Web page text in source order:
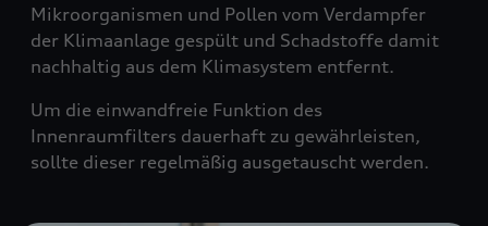
Mikroorganismen und Pollen vom Verdampfer
der Klimaanlage gespült und Schadstoffe damit
nachhaltig aus dem Klimasystem entfernt.
Um die einwandfreie Funktion des
Innenraumfilters dauerhaft zu gewährleisten,
sollte dieser regelmäßig ausgetauscht werden.